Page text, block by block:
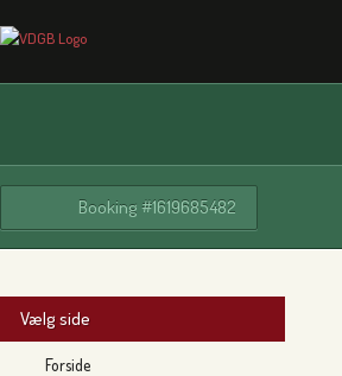
Booking #1619685482
Vælg side
Forside